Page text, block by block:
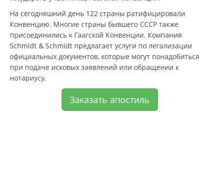
На сегодняшний день 122 страны ратифицировали
Конвенцию. Многие страны бывшего СССР также
присоединились к Гаагской Конвенции. Компания
Schmidt & Schmidt предлагает услуги по легализации
официальных документов, которые могут понадобиться
при подаче исковых заявлений или обращении к
нотариусу.
Заказать апостиль